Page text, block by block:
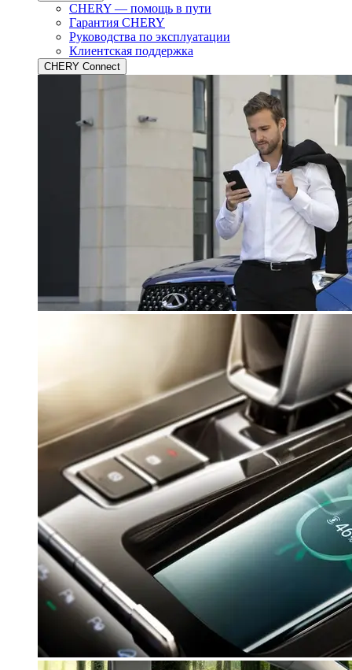
CHERY — помощь в пути
Гарантия CHERY
Руководства по эксплуатации
Клиентская поддержка
CHERY Connect